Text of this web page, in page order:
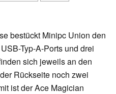
bestückt Minipc Union den
Typ-A-Ports und drei
sich jeweils an den
Rückseite noch zwei
ist der Ace Magician